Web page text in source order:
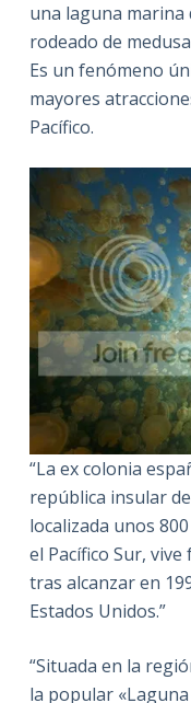
d
o
una laguna marina
rodeado de
Es un fenómeno
mayores
Pacífico.
“La ex colonia
república insular
localizada unos
el Pacífico Sur,
tras alcanzar en
Estados Unidos.”
“Situada en la
la popular